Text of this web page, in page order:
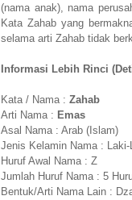
(nama anak), nama
Kata Zahab yang
selama arti Zahab tidak
Informasi Lebih Rinci
Kata / Nama : Zahab
Arti Nama : Emas
Asal Nama : Arab (Islam)
Jenis Kelamin Nama : Laki-
Huruf Awal Nama : Z
Jumlah Huruf Nama : 5
Bentuk/Arti Nama Lain :